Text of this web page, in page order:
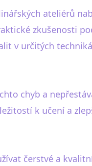
ateliérů
zkušenosti
v určitých
chyb a
k učení a
čerstvé a